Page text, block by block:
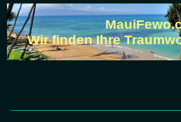
Wir finden Ihre